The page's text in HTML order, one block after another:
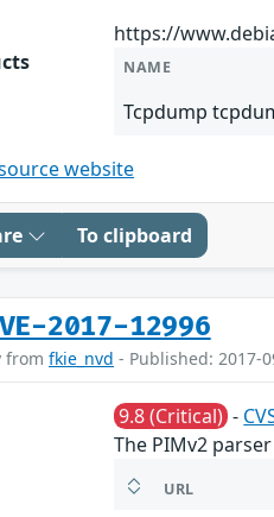
https://
NAME
Tcpdump
website
To clipboard
2017-12996
from fkie_nvd - Published: 2017-
9.8 (Critical) -
The PIMv2
URL